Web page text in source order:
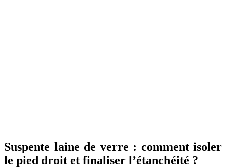
Suspente laine de verre : comment isoler
le pied droit et finaliser l’étanchéité ?